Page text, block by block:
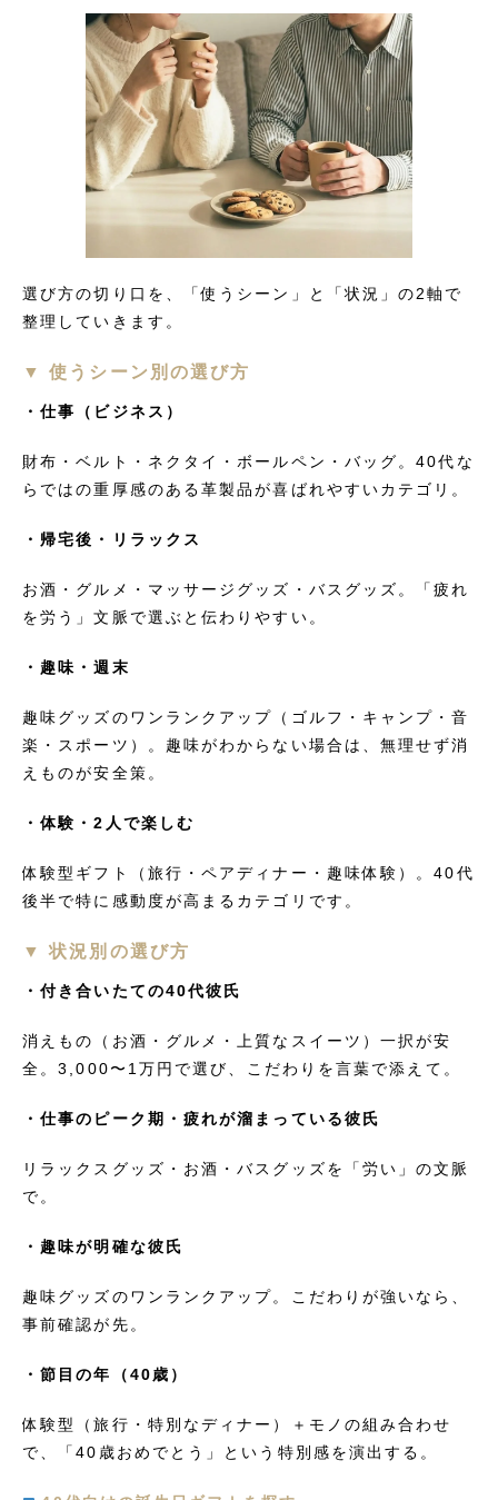
選び方の切り口を、「使うシーン」と「状況」の2軸で
整理していきます。
▼ 使うシーン別の選び方
・仕事（ビジネス）
財布・ベルト・ネクタイ・ボールペン・バッグ。40代な
らではの重厚感のある革製品が喜ばれやすいカテゴリ。
・帰宅後・リラックス
お酒・グルメ・マッサージグッズ・バスグッズ。「疲れ
を労う」文脈で選ぶと伝わりやすい。
・趣味・週末
趣味グッズのワンランクアップ（ゴルフ・キャンプ・音
楽・スポーツ）。趣味がわからない場合は、無理せず消
えものが安全策。
・体験・2人で楽しむ
体験型ギフト（旅行・ペアディナー・趣味体験）。40代
後半で特に感動度が高まるカテゴリです。
▼ 状況別の選び方
・付き合いたての40代彼氏
消えもの（お酒・グルメ・上質なスイーツ）一択が安
全。3,000〜1万円で選び、こだわりを言葉で添えて。
・仕事のピーク期・疲れが溜まっている彼氏
リラックスグッズ・お酒・バスグッズを「労い」の文脈
で。
・趣味が明確な彼氏
趣味グッズのワンランクアップ。こだわりが強いなら、
事前確認が先。
・節目の年（40歳）
体験型（旅行・特別なディナー）＋モノの組み合わせ
で、「40歳おめでとう」という特別感を演出する。